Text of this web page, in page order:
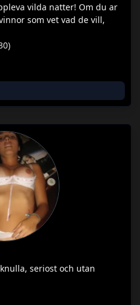
vilda natter! Om du ar
som vet vad de vill,
seriost och utan